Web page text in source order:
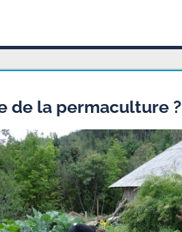
de la permaculture ?